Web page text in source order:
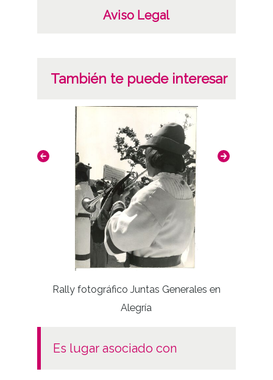
Aviso Legal
También te puede interesar
Rally fotográfico Juntas Generales en
Alegría
es lugar asociado con